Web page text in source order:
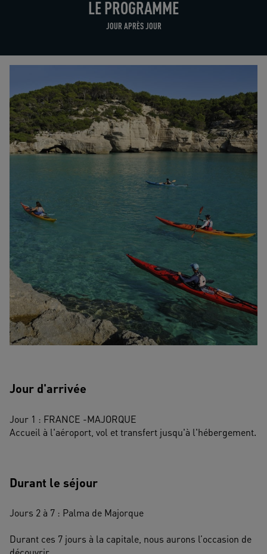
LE PROGRAMME
JOUR APRÈS JOUR
Jour d'arrivée
Jour 1 : FRANCE -MAJORQUE
Accueil à l'aéroport, vol et transfert jusqu'à l'hébergement.
Durant le séjour
Jours 2 à 7 : Palma de Majorque
Durant ces 7 jours à la capitale, nous aurons l’occasion de